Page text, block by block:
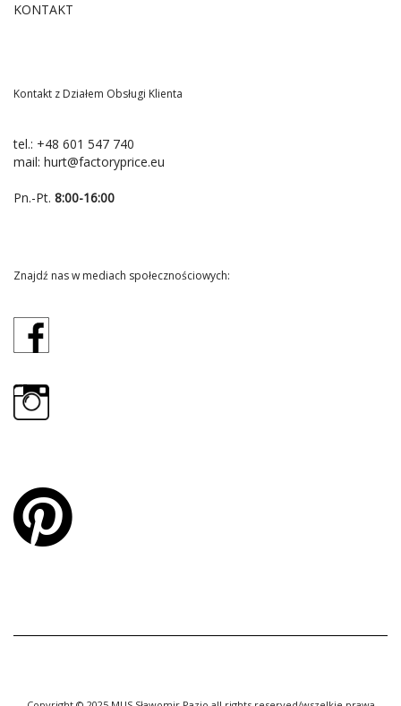
KONTAKT
Kontakt z Działem Obsługi Klienta
tel.: +48 601 547 740
mail: hurt@factoryprice.eu
Pn.-Pt. 8:00-16:00
Znajdź nas w mediach społecznościowych: